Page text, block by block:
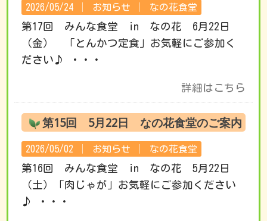
2026/05/24 │ お知らせ なの花食堂
第17回 みんな食堂 in なの花 6月22日
（金） 「とんかつ定食」お気軽にご参加く
ださい♪ ・・・
詳細はこちら
第15回 5月22日 なの花食堂のご案内
2026/05/02 │ お知らせ なの花食堂
第16回 みんな食堂 in なの花 5月22日
（土）「肉じゃが」お気軽にご参加ください
♪ ・・・